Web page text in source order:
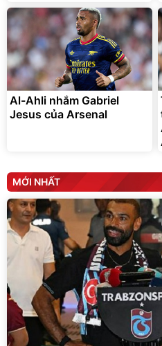
Al-Ahli nhắm Gabriel
Jesus của Arsenal
MỚI NHẤT